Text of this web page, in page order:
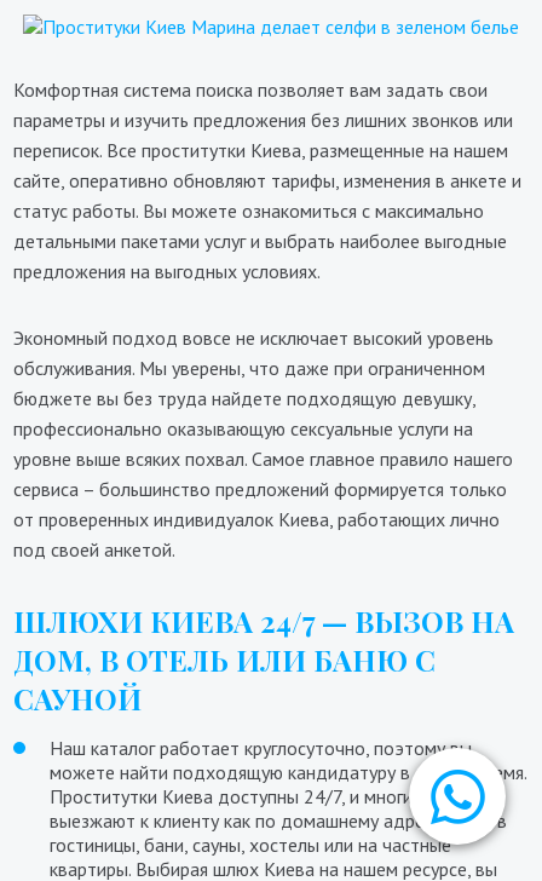
Комфортная система поиска позволяет вам задать свои
параметры и изучить предложения без лишних звонков или
переписок. Все проститутки Киева, размещенные на нашем
сайте, оперативно обновляют тарифы, изменения в анкете и
статус работы. Вы можете ознакомиться с максимально
детальными пакетами услуг и выбрать наиболее выгодные
предложения на выгодных условиях.
Экономный подход вовсе не исключает высокий уровень
обслуживания. Мы уверены, что даже при ограниченном
бюджете вы без труда найдете подходящую девушку,
профессионально оказывающую сексуальные услуги на
уровне выше всяких похвал. Самое главное правило нашего
сервиса – большинство предложений формируется только
от проверенных индивидуалок Киева, работающих лично
под своей анкетой.
ШЛЮХИ КИЕВА 24/7 — ВЫЗОВ НА
ДОМ, В ОТЕЛЬ ИЛИ БАНЮ С
САУНОЙ
Наш каталог работает круглосуточно, поэтому вы
можете найти подходящую кандидатуру в любое время.
Проститутки Киева доступны 24/7, и многие девушки
выезжают к клиенту как по домашнему адресу, так и в
гостиницы, бани, сауны, хостелы или на частные
квартиры. Выбирая шлюх Киева на нашем ресурсе, вы